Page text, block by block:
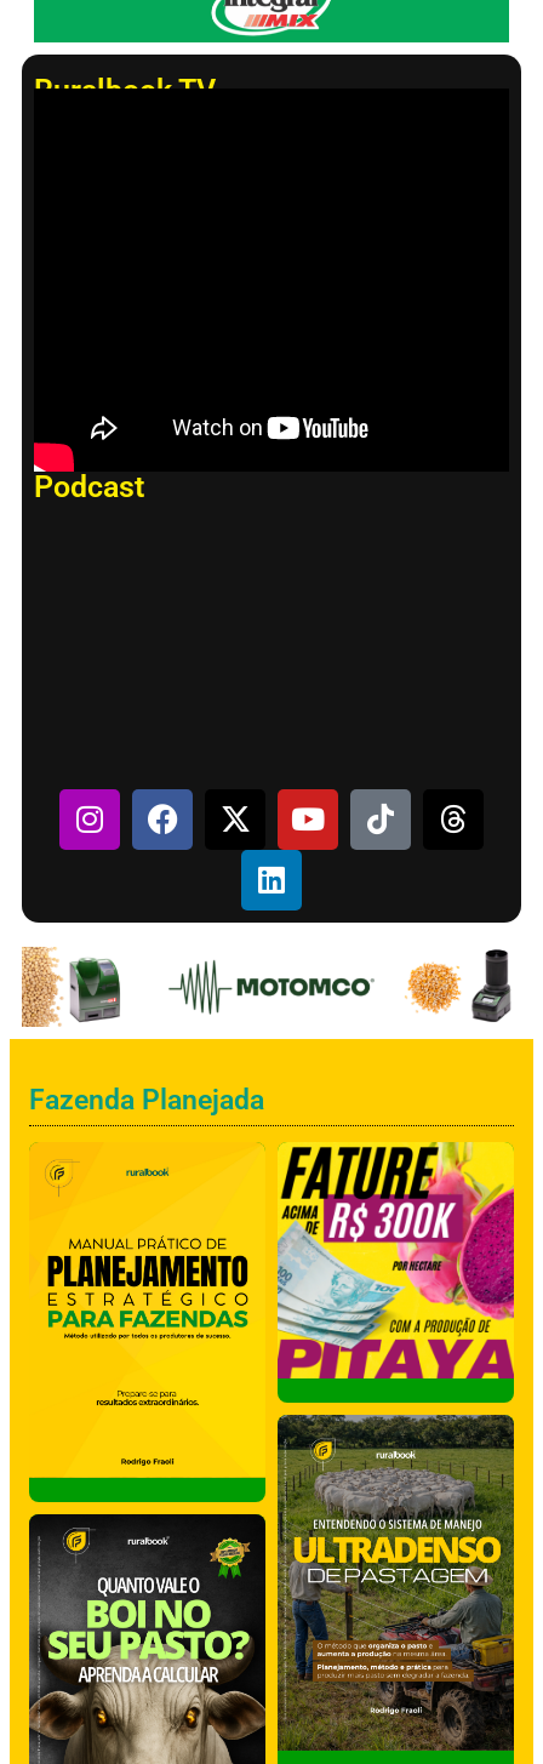
Ruralbook TV
Podcast
Fazenda Planejada